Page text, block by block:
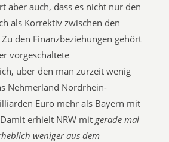
aber auch, dass es nicht nur den
als Korrektiv zwischen den
den Finanzbeziehungen gehört
vorgeschaltete
über den man zurzeit wenig
Nehmerland Nordrhein-
Euro mehr als Bayern mit
erhielt NRW mit gerade mal
weniger aus dem